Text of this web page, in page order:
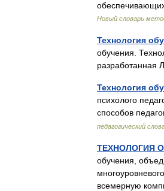
Новый словарь
Технология
обучения.
Технология
психолого
способов
педагогический
ТЕХНОЛОГИЯ
обучения,
всемерную